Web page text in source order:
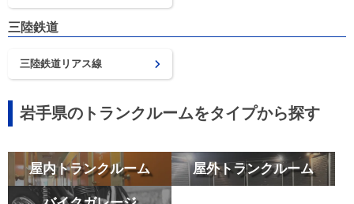
三陸鉄道
三陸鉄道リアス線
岩手県のトランクルームをタイプから探す
屋内トランクルーム 屋外トランクルーム